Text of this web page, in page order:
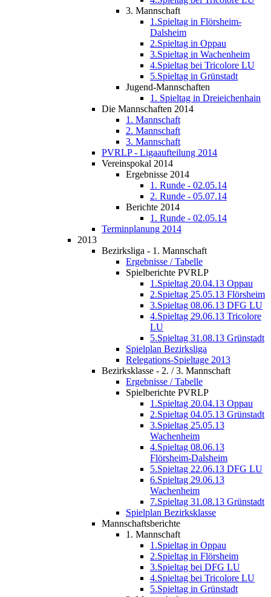
3. Mannschaft
1.Spieltag in Flörsheim-
Dalsheim
2.Spieltag in Oppau
3.Spieltag in Wachenheim
4.Spieltag bei Tricolore LU
5.Spieltag in Grünstadt
Jugend-Mannschaften
1. Spieltag in Dreieichenhain
Die Mannschaften 2014
1. Mannschaft
2. Mannschaft
3. Mannschaft
PVRLP - Ligaaufteilung 2014
Vereinspokal 2014
Ergebnisse 2014
1. Runde - 02.05.14
2. Runde - 05.07.14
Berichte 2014
1. Runde - 02.05.14
Terminplanung 2014
2013
Bezirksliga - 1. Mannschaft
Ergebnisse / Tabelle
Spielberichte PVRLP
1.Spieltag 20.04.13 Oppau
2.Spieltag 25.05.13 Flörsheim
3.Spieltag 08.06.13 DFG LU
4.Spieltag 29.06.13 Tricolore
LU
5.Spieltag 31.08.13 Grünstadt
Spielplan Bezirksliga
Relegations-Spieltage 2013
Bezirksklasse - 2. / 3. Mannschaft
Ergebnisse / Tabelle
Spielberichte PVRLP
1.Spieltag 20.04.13 Oppau
2.Spieltag 04.05.13 Grünstadt
3.Spieltag 25.05.13
Wachenheim
4.Spieltag 08.06.13
Flörsheim-Dalsheim
5.Spieltag 22.06.13 DFG LU
6.Spieltag 29.06.13
Wachenheim
7.Spieltag 31.08.13 Grünstadt
Spielplan Bezirksklasse
Mannschaftsberichte
1. Mannschaft
1.Spieltag in Oppau
2.Spieltag in Flörsheim
3.Spieltag bei DFG LU
4.Spieltag bei Tricolore LU
5.Spieltag in Grünstadt